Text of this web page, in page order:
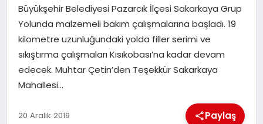
SPOR
İLÇE HABERLERI
DÜNYA
Büyükşehir Belediyesi Pazarcık İlçesi Sakarkaya Grup
Yolunda malzemeli bakım çalışmalarına başladı. 19
kilometre uzunluğundaki yolda filler serimi ve
sıkıştırma çalışmaları Kısıkobası’na kadar devam
edecek. Muhtar Çetin’den Teşekkür Sakarkaya
Mahallesi…
20 Aralık 2019 Paylaş